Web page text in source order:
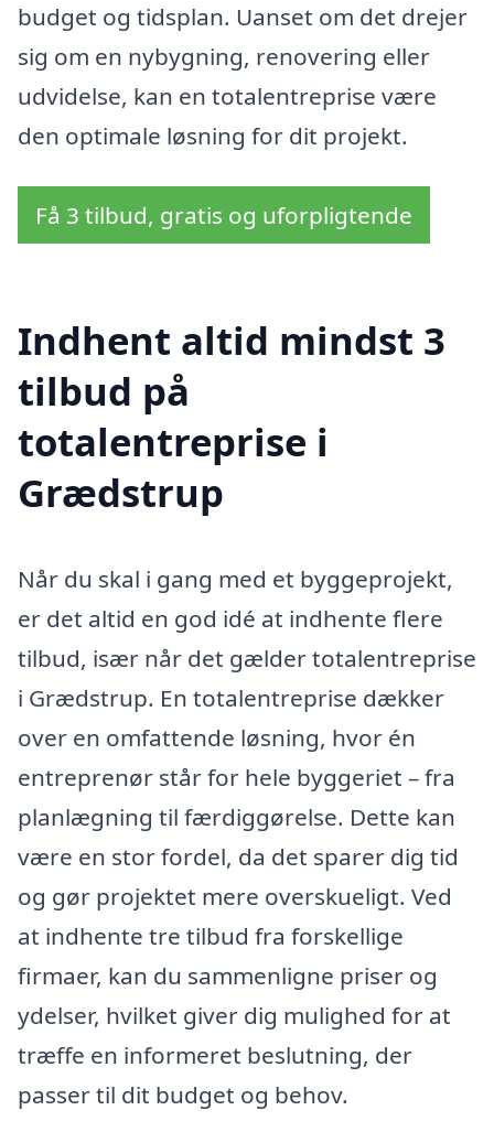
budget og tidsplan. Uanset om det drejer
sig om en nybygning, renovering eller
udvidelse, kan en totalentreprise være
den optimale løsning for dit projekt.
Få 3 tilbud, gratis og uforpligtende
Indhent altid mindst 3
tilbud på
totalentreprise i
Grædstrup
Når du skal i gang med et byggeprojekt,
er det altid en god idé at indhente flere
tilbud, især når det gælder totalentreprise
i Grædstrup. En totalentreprise dækker
over en omfattende løsning, hvor én
entreprenør står for hele byggeriet – fra
planlægning til færdiggørelse. Dette kan
være en stor fordel, da det sparer dig tid
og gør projektet mere overskueligt. Ved
at indhente tre tilbud fra forskellige
firmaer, kan du sammenligne priser og
ydelser, hvilket giver dig mulighed for at
træffe en informeret beslutning, der
passer til dit budget og behov.